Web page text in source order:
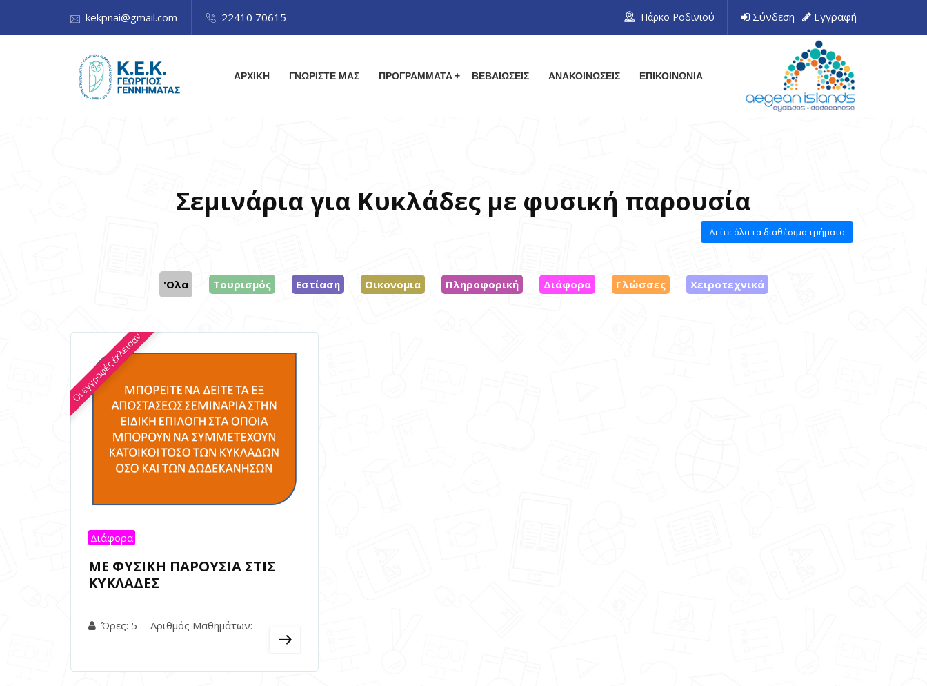
kekpnai@gmail.com 22410 70615 Πάρκο Ροδινιού Σύνδεση Εγγραφή
ΑΡΧΙΚΗ ΓΝΩΡΙΣΤΕ ΜΑΣ ΠΡΟΓΡΑΜΜΑΤΑ ΒΕΒΑΙΩΣΕΙΣ ΑΝΑΚΟΙΝΩΣΕΙΣ ΕΠΙΚΟΙΝΩΝΙΑ
Σεμινάρια για Κυκλάδες με φυσική παρουσία
Δείτε όλα τα διαθέσιμα τμήματα
'Ολα Τουρισμός Εστίαση Οικονομια Πληροφορική Διάφορα Γλώσσες Χειροτεχνικά
Οι εγγραφές έκλεισαν
Διάφορα
ΜΕ ΦΥΣΙΚΗ ΠΑΡΟΥΣΙΑ ΣΤΙΣ
ΚΥΚΛΑΔΕΣ
Ώρες: 5 Αριθμός Μαθημάτων: